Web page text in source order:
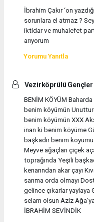
İbrahim Çakır ‘on
sorunlara el atmaz ?
iktidar ve muhalefet
arıyorum
Yorumu Yanıtla
Vezirköprülü Gençler
BENİM KÖYÜM
benim köyümün
benim köyümün XXX
inan ki benim köyüme
başkadır benim
Meyve ağaçları çiçek
toprağında Yeşili
kenarından akar çayı
sanma orda olmayı
gelince çıkarlar yaylaya
selam olsun Aziz
İBRAHİM SEVİNDİK